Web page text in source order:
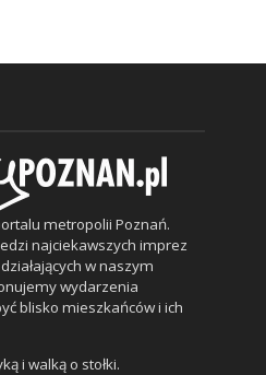
metropolii Poznań.
najciekawszych imprez
w naszym
wydarzenia
blisko mieszkańców i ich
i walką o stołki.